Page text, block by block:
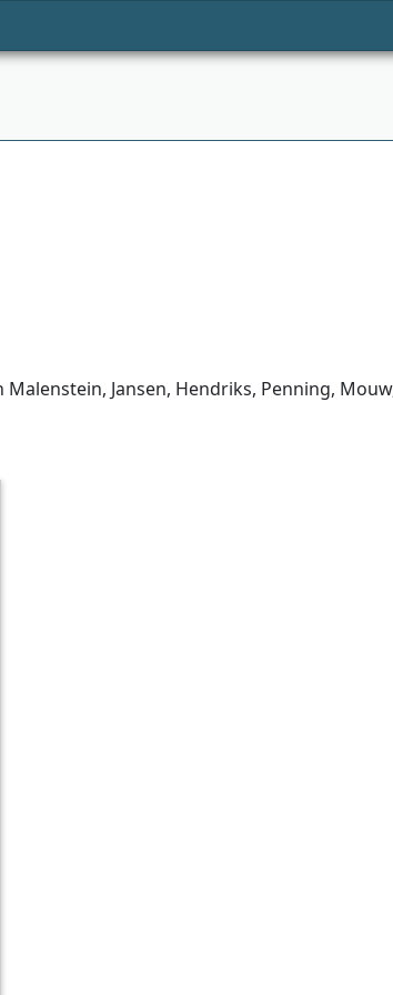
Jansen, Hendriks, Penning,